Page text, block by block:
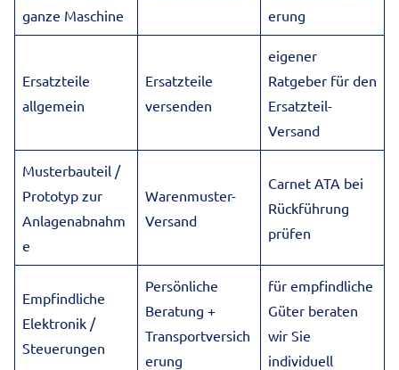
ganze Maschine
erung
Ersatzteile
allgemein
Ersatzteile
versenden
eigener
Ratgeber für den
Ersatzteil-
Versand
Musterbauteil /
Prototyp zur
Anlagenabnahm
e
Warenmuster-
Versand
Carnet ATA bei
Rückführung
prüfen
Empfindliche
Elektronik /
Steuerungen
Persönliche
Beratung +
Transportversich
erung
für empfindliche
Güter beraten
wir Sie
individuell